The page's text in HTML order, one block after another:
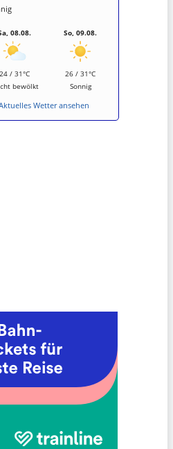
08.08.
24 / 31°C
bewölkt
So, 09.08.
26 / 31°C
Sonnig
Wetter ansehen